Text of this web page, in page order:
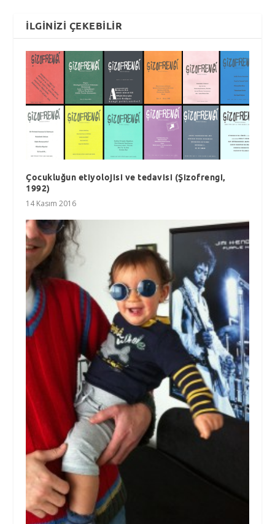
İLGINIZI ÇEKEBILIR
Çocukluğun etiyolojisi ve tedavisi (Şizofrengi,
1992)
14 Kasım 2016